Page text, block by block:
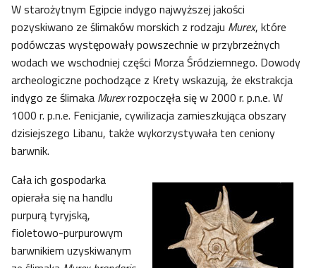
W starożytnym Egipcie indygo najwyższej jakości
pozyskiwano ze ślimaków morskich z rodzaju Murex, które
podówczas występowały powszechnie w przybrzeżnych
wodach we wschodniej części Morza Śródziemnego. Dowody
archeologiczne pochodzące z Krety wskazują, że ekstrakcja
indygo ze ślimaka Murexrozpoczęła się w 2000 r. p.n.e. W
1000 r. p.n.e. Fenicjanie, cywilizacja zamieszkująca obszary
dzisiejszego Libanu, także wykorzystywała ten ceniony
barwnik.
Cała ich gospodarka
opierała się na handlu
purpurą tyryjską,
fioletowo-purpurowym
barwnikiem uzyskiwanym